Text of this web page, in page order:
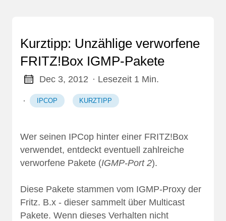
Kurztipp: Unzählige verworfene
FRITZ!Box IGMP-Pakete
Dec 3, 2012 · Lesezeit 1 Min.
· IPCOP KURZTIPP
Wer seinen IPCop hinter einer FRITZ!Box
verwendet, entdeckt eventuell zahlreiche
verworfene Pakete (IGMP-Port 2).
Diese Pakete stammen vom IGMP-Proxy der
Fritz. B.x - dieser sammelt über Multicast
Pakete. Wenn dieses Verhalten nicht